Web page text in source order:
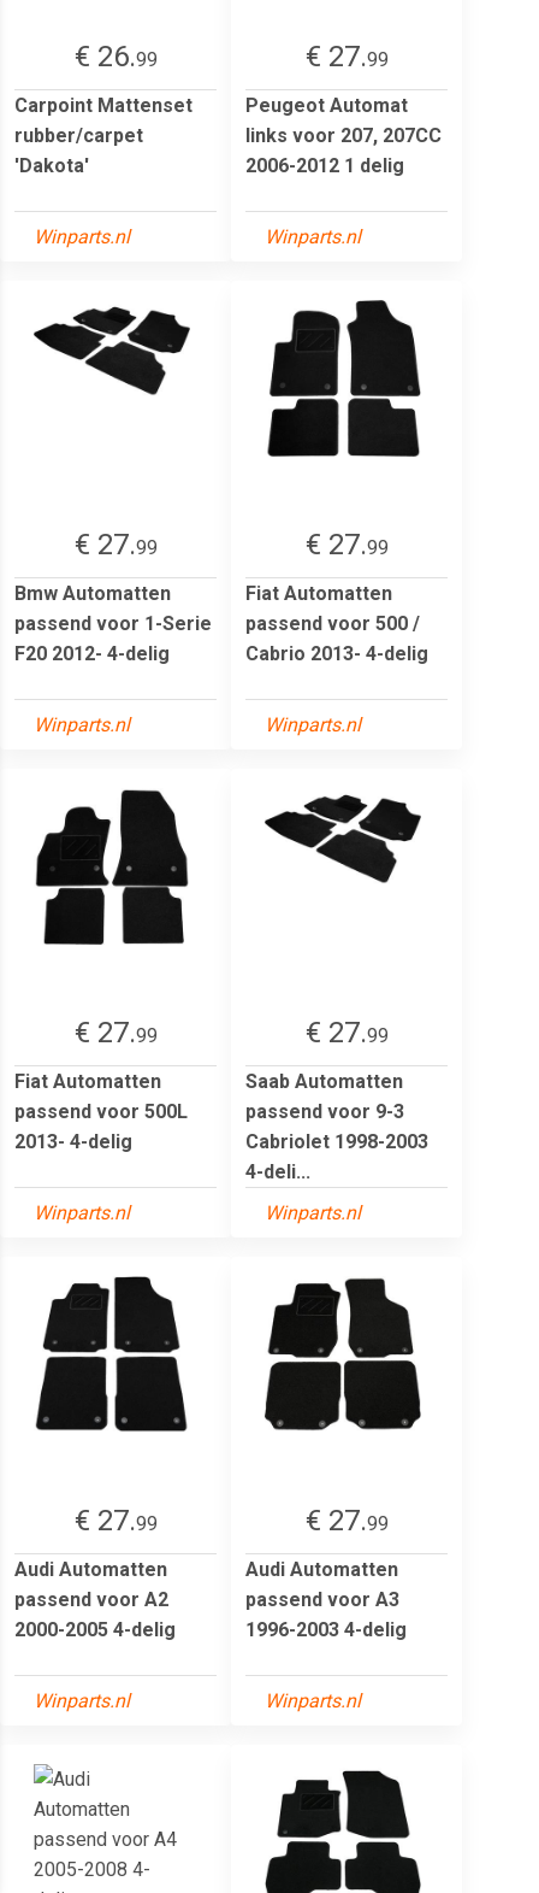
€ 26.99
Carpoint Mattenset
rubber/carpet
'Dakota'
Winparts.nl
€ 27.99
Peugeot Automat
links voor 207, 207CC
2006-2012 1 delig
Winparts.nl
€ 27.99
Bmw Automatten
passend voor 1-Serie
F20 2012- 4-delig
Winparts.nl
€ 27.99
Fiat Automatten
passend voor 500 /
Cabrio 2013- 4-delig
Winparts.nl
€ 27.99
Fiat Automatten
passend voor 500L
2013- 4-delig
Winparts.nl
€ 27.99
Saab Automatten
passend voor 9-3
Cabriolet 1998-2003
4-deli...
Winparts.nl
€ 27.99
Audi Automatten
passend voor A2
2000-2005 4-delig
Winparts.nl
€ 27.99
Audi Automatten
passend voor A3
1996-2003 4-delig
Winparts.nl